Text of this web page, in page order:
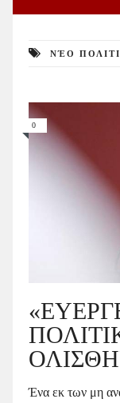
ΝΈΟ
0
Ένα εκ των μη